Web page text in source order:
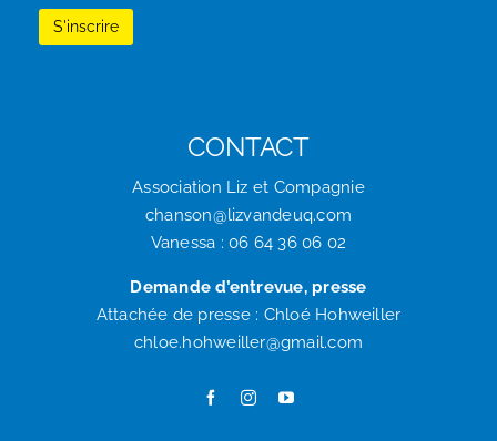
CONTACT
Association Liz et Compagnie
chanson@lizvandeuq.com
Vanessa : 06 64 36 06 02
Demande d’entrevue, presse
Attachée de presse : Chloé Hohweiller
chloe.hohweiller@gmail.com